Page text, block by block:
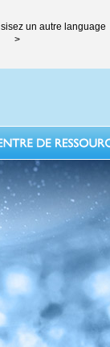
un autre language
>